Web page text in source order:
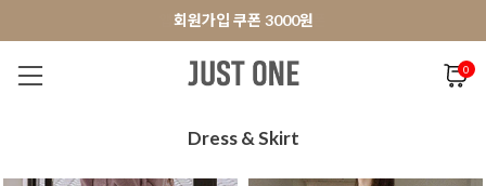
앱 다운로드 10% 할인쿠폰
회원가입 쿠폰 3000원
앱 다운로드 10% 할인쿠폰
회원가입 쿠폰 3000원
0
오늘출발 MADE . J
Dress & Skirt